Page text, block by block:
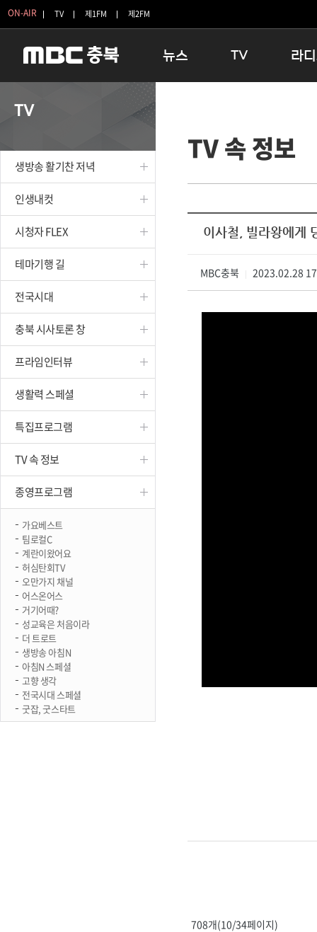
ON-AIR TV 제1FM 제2FM
뉴스
보은
옥천
TV
인생내컷
테마기행 길
시청자 FLEX
특집프로그램
종영프로그램
라
16:00 완
우리 고
TV
생방송 활기찬 저녁
인생내컷
시청자 FLEX
테마기행 길
전국시대
충북 시사토론 창
프라임인터뷰
생활력 스페셜
특집프로그램
TV 속 정보
종영프로그램
가요베스트
팀로컬C
계란이왔어요
허심탄회TV
오만가지 채널
어스온어스
거기어때?
성교육은 처음이라
더 트로트
생방송 아침N
아침N 스페셜
고향 생각
전국시대 스페셜
굿잡, 굿스타트
TV 속 정보
이사철, 빌라왕에게
MBC충북 2023.02.28
708개(10/34페이지)